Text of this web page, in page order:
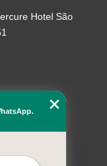
Hotel São